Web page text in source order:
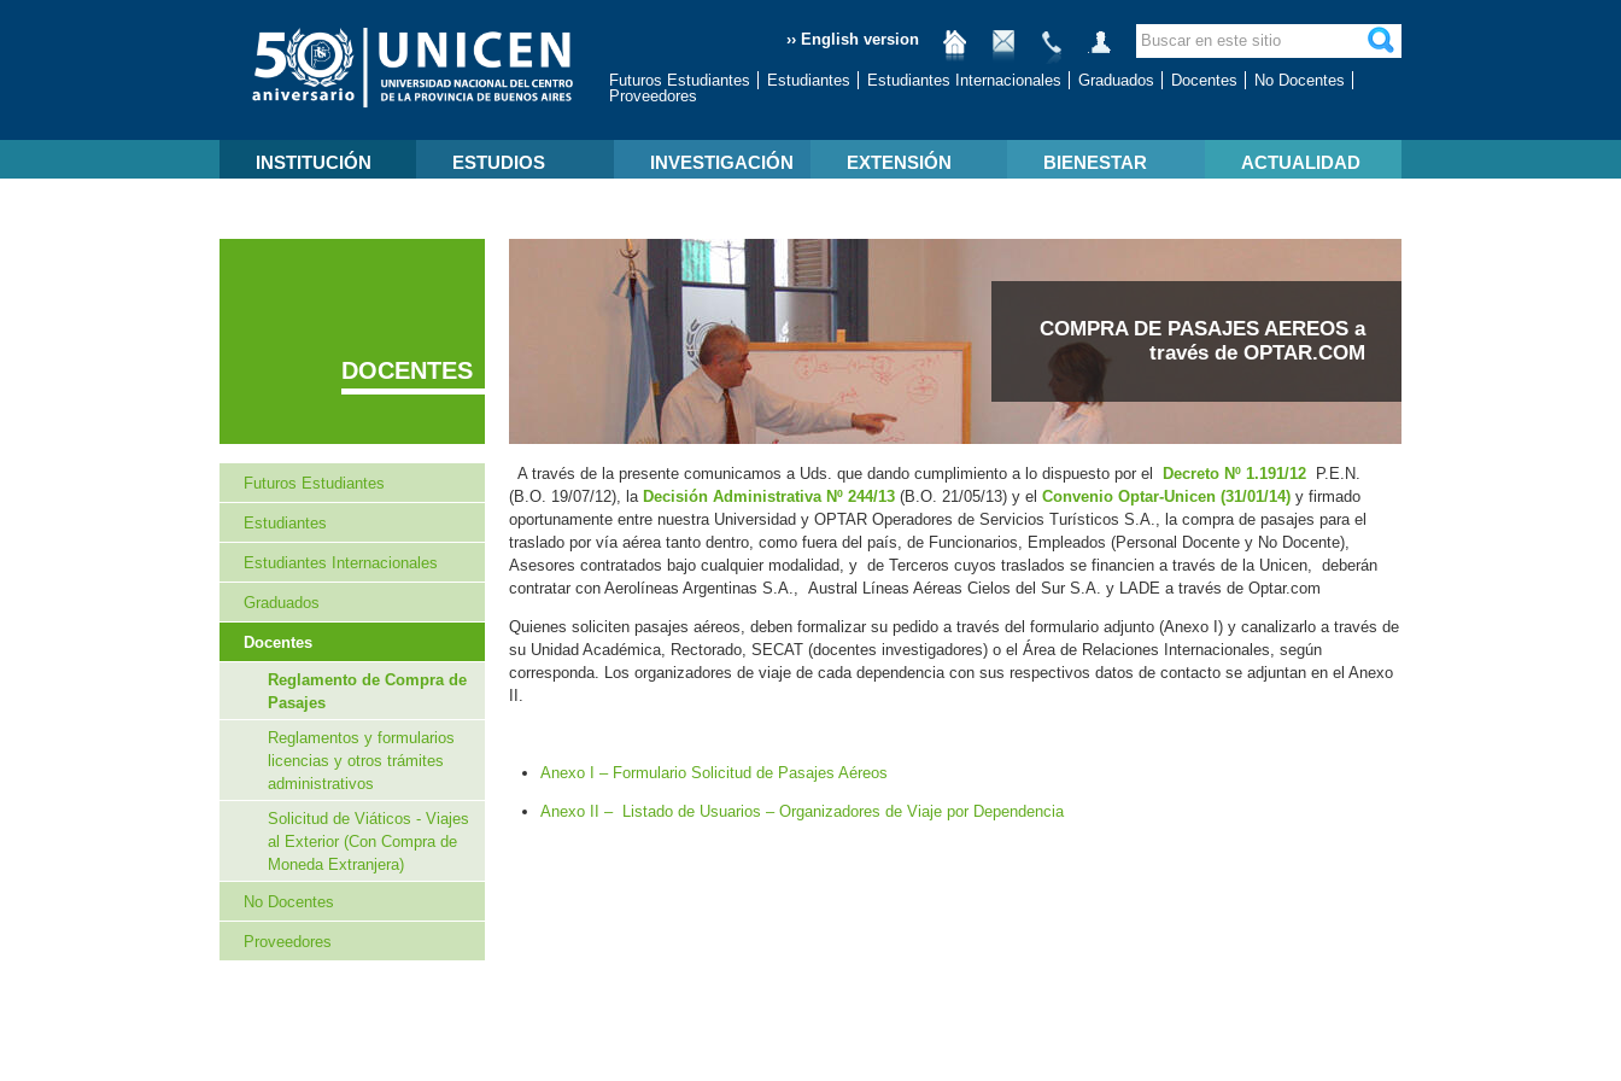
›› English version
Futuros Estudiantes Estudiantes Estudiantes Internacionales Graduados Docentes
No Docentes
Proveedores
INSTITUCIÓN ESTUDIOS INVESTIGACIÓN EXTENSIÓN BIENESTAR ACTUALIDAD
COMPRA DE PASAJES AEREOS a
través de OPTAR.COM
A través de la presente comunicamos a Uds. que dando cumplimiento a lo dispuesto por el Decreto Nº 1.191/12 P.E.N.
(B.O. 19/07/12), la Decisión Administrativa Nº 244/13 (B.O. 21/05/13) y el Convenio Optar-Unicen (31/01/14) y firmado
oportunamente entre nuestra Universidad y OPTAR Operadores de Servicios Turísticos S.A., la compra de pasajes para el
traslado por vía aérea tanto dentro, como fuera del país, de Funcionarios, Empleados (Personal Docente y No Docente),
Asesores contratados bajo cualquier modalidad, y de Terceros cuyos traslados se financien a través de la Unicen, deberán
contratar con Aerolíneas Argentinas S.A., Austral Líneas Aéreas Cielos del Sur S.A. y LADE a través de Optar.com
Quienes soliciten pasajes aéreos, deben formalizar su pedido a través del formulario adjunto (Anexo I) y canalizarlo a través de
su Unidad Académica, Rectorado, SECAT (docentes investigadores) o el Área de Relaciones Internacionales, según
corresponda. Los organizadores de viaje de cada dependencia con sus respectivos datos de contacto se adjuntan en el Anexo
II.
Anexo I – Formulario Solicitud de Pasajes Aéreos
Anexo II – Listado de Usuarios – Organizadores de Viaje por Dependencia
DOCENTES
Futuros Estudiantes
Estudiantes
Estudiantes Internacionales
Graduados
Docentes
Reglamento de Compra de
Pasajes
Reglamentos y formularios
licencias y otros trámites
administrativos
Solicitud de Viáticos - Viajes
al Exterior (Con Compra de
Moneda Extranjera)
No Docentes
Proveedores